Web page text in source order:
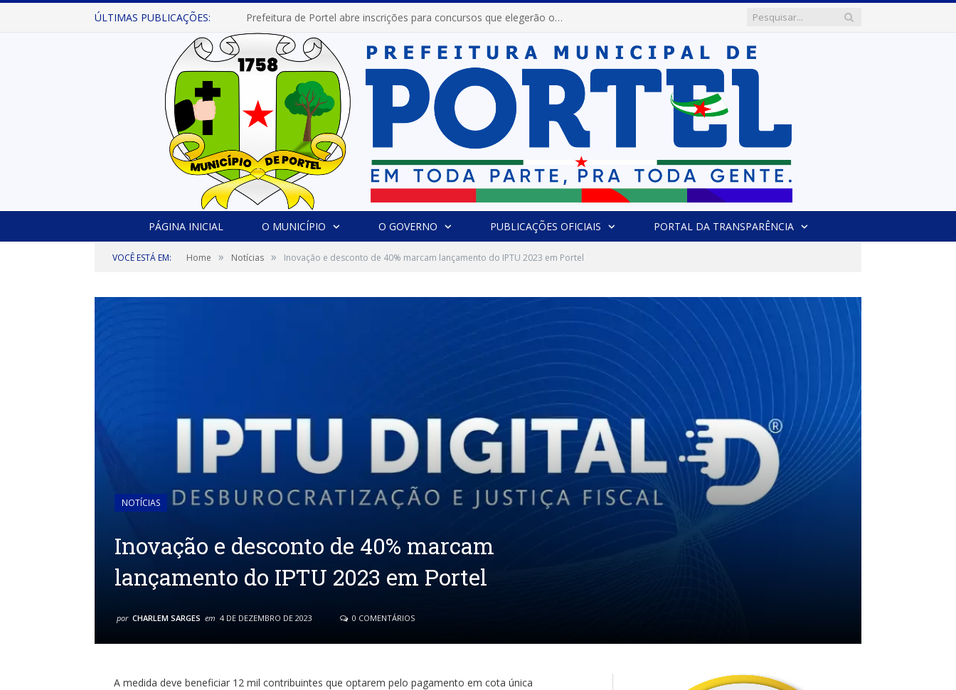
ÚLTIMAS PUBLICAÇÕES: Prefeitura de Portel abre inscrições para concursos que elegerão os destaques do Verão 2026
PÁGINA INICIAL O MUNICÍPIO O GOVERNO PUBLICAÇÕES OFICIAIS PORTAL DA TRANSPARÊNCIA
VOCÊ ESTÁ EM: Home » Notícias » Inovação e desconto de 40% marcam lançamento do IPTU 2023 em Portel
NOTÍCIAS
Inovação e desconto de 40% marcam
lançamento do IPTU 2023 em Portel
por CHARLEM SARGES em 4 DE DEZEMBRO DE 2023 0 COMENTÁRIOS
A medida deve beneficiar 12 mil contribuintes que optarem pelo pagamento em cota única